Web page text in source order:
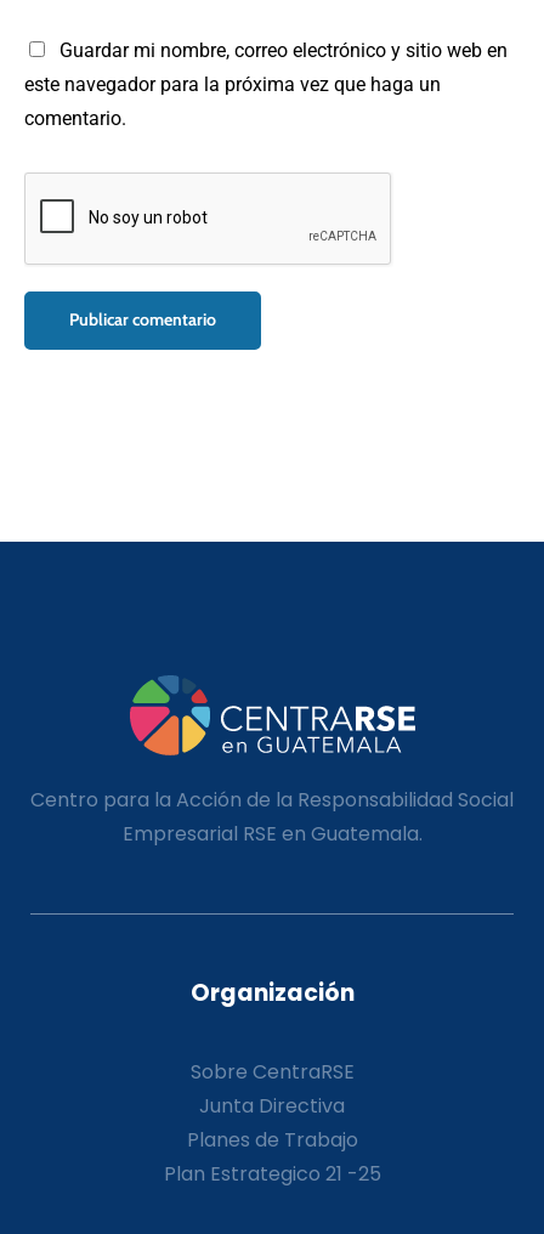
Guardar mi nombre, correo electrónico y sitio web en
este navegador para la próxima vez que haga un
comentario.
Centro para la Acción de la Responsabilidad Social
Empresarial RSE en Guatemala.
Organización
Sobre CentraRSE
Junta Directiva
Planes de Trabajo
Plan Estrategico 21 -25